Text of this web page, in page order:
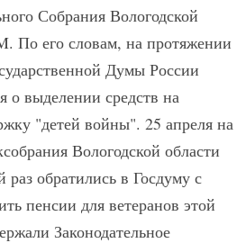
Собрания Вологодской
По его словам, на протяжении
Думы России
о выделении средств на
"детей войны". 25 апреля на
Вологодской области
раз обратились в Госдуму с
пенсии для ветеранов этой
Законодательное